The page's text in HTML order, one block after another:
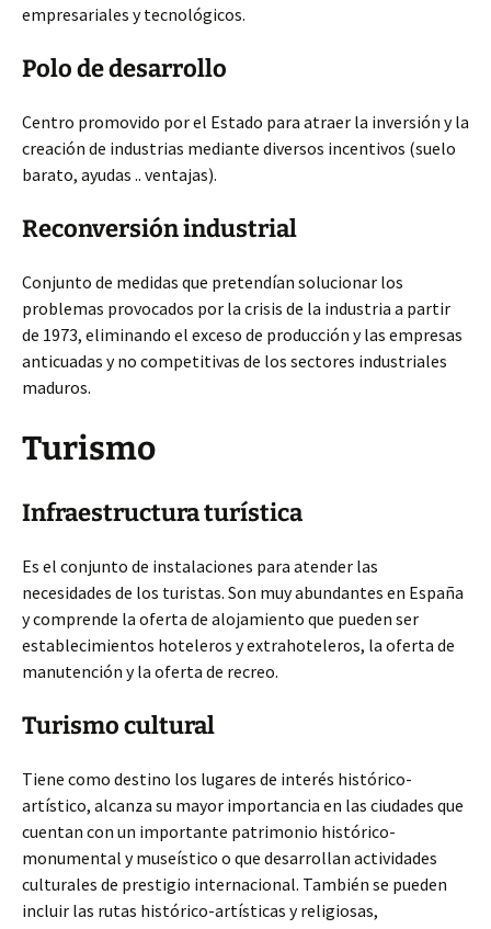
empresariales y tecnológicos.
Polo de desarrollo
Centro promovido por el Estado para atraer la inversión y la
creación de industrias mediante diversos incentivos (suelo
barato, ayudas .. ventajas).
Reconversión industrial
Conjunto de medidas que pretendían solucionar los
problemas provocados por la crisis de la industria a partir
de 1973, eliminando el exceso de producción y las empresas
anticuadas y no competitivas de los sectores industriales
maduros.
Turismo
Infraestructura turística
Es el conjunto de instalaciones para atender las
necesidades de los turistas. Son muy abundantes en España
y comprende la oferta de alojamiento que pueden ser
establecimientos hoteleros y extrahoteleros, la oferta de
manutención y la oferta de recreo.
Turismo cultural
Tiene como destino los lugares de interés histórico-
artístico, alcanza su mayor importancia en las ciudades que
cuentan con un importante patrimonio histórico-
monumental y museístico o que desarrollan actividades
culturales de prestigio internacional. También se pueden
incluir las rutas histórico-artísticas y religiosas,